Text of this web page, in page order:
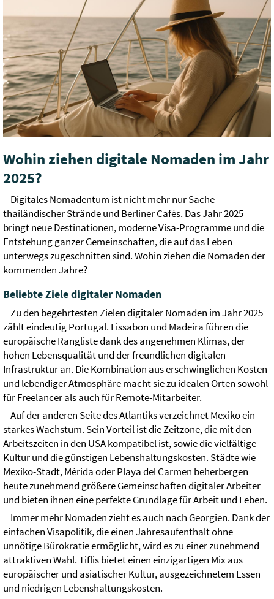
Wohin ziehen digitale Nomaden im Jahr
2025?
Digitales Nomadentum ist nicht mehr nur Sache
thailändischer Strände und Berliner Cafés. Das Jahr 2025
bringt neue Destinationen, moderne Visa-Programme und die
Entstehung ganzer Gemeinschaften, die auf das Leben
unterwegs zugeschnitten sind. Wohin ziehen die Nomaden der
kommenden Jahre?
Beliebte Ziele digitaler Nomaden
Zu den begehrtesten Zielen digitaler Nomaden im Jahr 2025
zählt eindeutig Portugal. Lissabon und Madeira führen die
europäische Rangliste dank des angenehmen Klimas, der
hohen Lebensqualität und der freundlichen digitalen
Infrastruktur an. Die Kombination aus erschwinglichen Kosten
und lebendiger Atmosphäre macht sie zu idealen Orten sowohl
für Freelancer als auch für Remote-Mitarbeiter.
Auf der anderen Seite des Atlantiks verzeichnet Mexiko ein
starkes Wachstum. Sein Vorteil ist die Zeitzone, die mit den
Arbeitszeiten in den USA kompatibel ist, sowie die vielfältige
Kultur und die günstigen Lebenshaltungskosten. Städte wie
Mexiko-Stadt, Mérida oder Playa del Carmen beherbergen
heute zunehmend größere Gemeinschaften digitaler Arbeiter
und bieten ihnen eine perfekte Grundlage für Arbeit und Leben.
Immer mehr Nomaden zieht es auch nach Georgien. Dank der
einfachen Visapolitik, die einen Jahresaufenthalt ohne
unnötige Bürokratie ermöglicht, wird es zu einer zunehmend
attraktiven Wahl. Tiflis bietet einen einzigartigen Mix aus
europäischer und asiatischer Kultur, ausgezeichnetem Essen
und niedrigen Lebenshaltungskosten.